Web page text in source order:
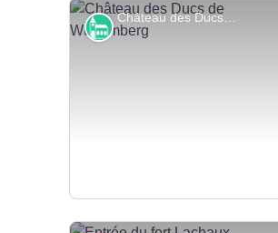
Monuments et architecture